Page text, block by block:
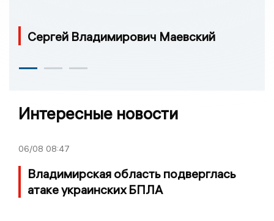
Сергей Владимирович Маевский
Интересные новости
06/08 08:47
Владимирская область подверглась
атаке украинских БПЛА